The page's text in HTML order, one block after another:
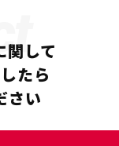
関して
たら
さい